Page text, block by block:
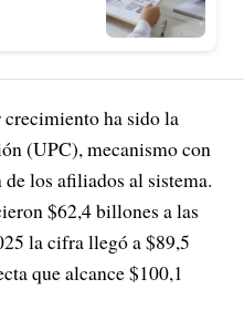
ha sido la
(UPC), mecanismo con
los afiliados al sistema.
$62,4 billones a las
la cifra llegó a $89,5
que alcance $100,1